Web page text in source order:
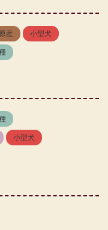
産 小型犬
小型犬